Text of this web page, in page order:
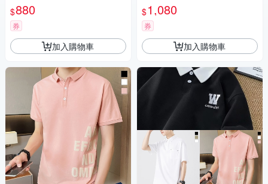
$880
券
加入購物車
$1,080
券
加入購物車